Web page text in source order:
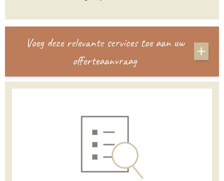
Voeg deze relevante services toe aan uw
offerteaanvraag